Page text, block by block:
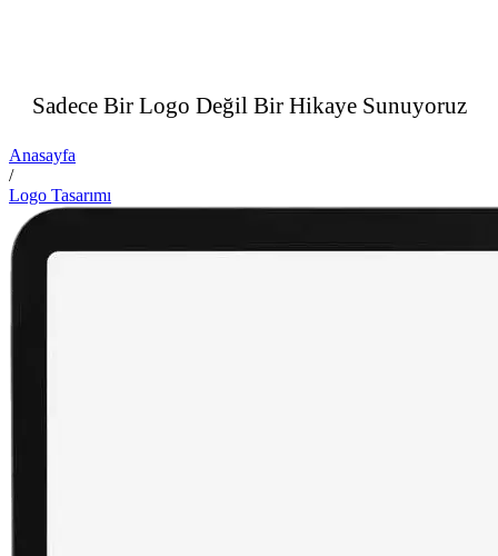
Sadece Bir Logo Değil Bir Hikaye Sunuyoruz
Anasayfa
/
Logo Tasarımı